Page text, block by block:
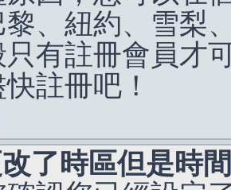
、紐約、雪梨
有註冊會員才
註冊吧！
了時區但是時